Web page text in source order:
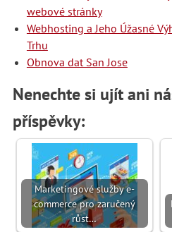
webové stránky
Webhosting a Jeho Úžasné
Trhu
Obnova dat San Jose
Nenechte si ujít ani
příspěvky:
Marketingové služby e-
commerce pro zaručený
růst…